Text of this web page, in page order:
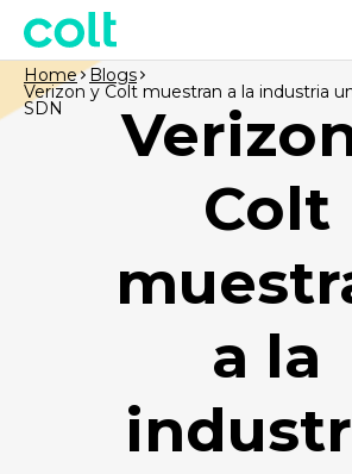
Colt
a la
Home Blogs
Verizon y Colt muestran a la industria
SDN